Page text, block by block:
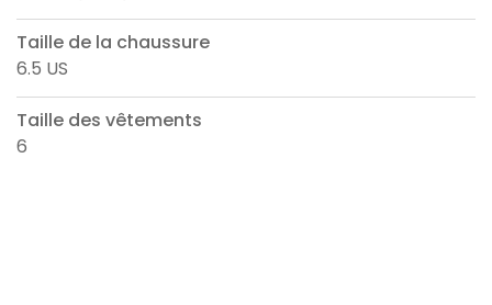
Taille de la chaussure
6.5 US
Taille des vêtements
6